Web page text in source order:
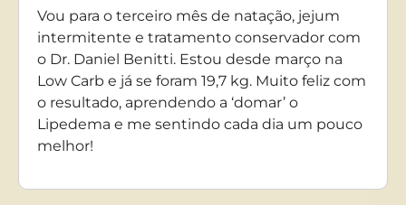
Vou para o terceiro mês de natação, jejum
intermitente e tratamento conservador com
o Dr. Daniel Benitti. Estou desde março na
Low Carb e já se foram 19,7 kg. Muito feliz com
o resultado, aprendendo a ‘domar’ o
Lipedema e me sentindo cada dia um pouco
melhor!